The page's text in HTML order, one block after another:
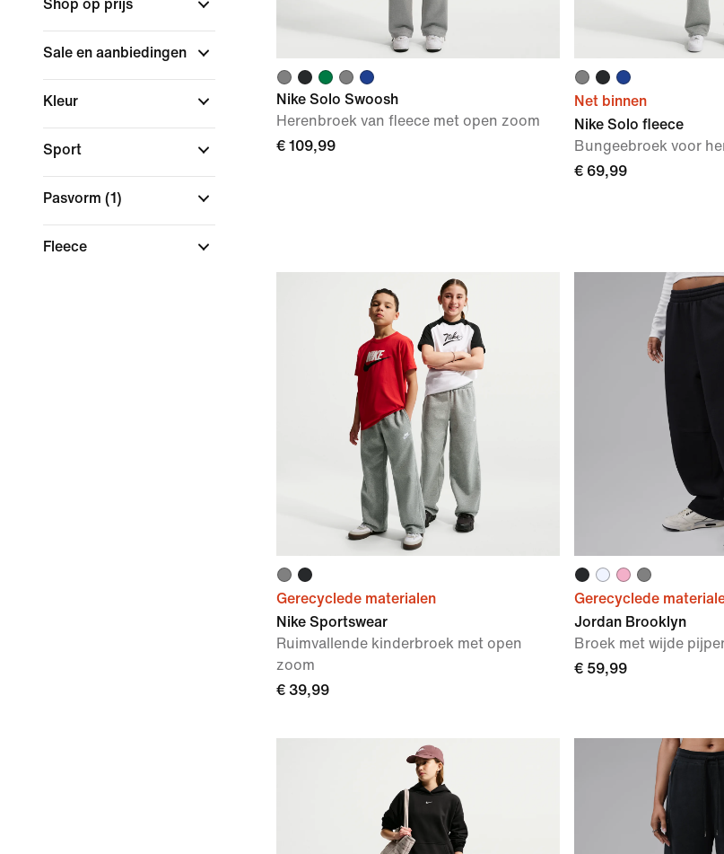
Shop op prijs
Sale en aanbiedingen
Kleur
Sport
Pasvorm (1)
Fleece
Nike Solo Swoosh
Herenbroek van fleece met open zoom
€ 109,99
Net binnen
Nike Solo fleece
Bungeebroek voor
€ 69,99
Gerecyclede materialen
Nike Sportswear
Ruimvallende kinderbroek met open
zoom
€ 39,99
Gerecyclede
Jordan Brooklyn
Broek met wijde
€ 59,99